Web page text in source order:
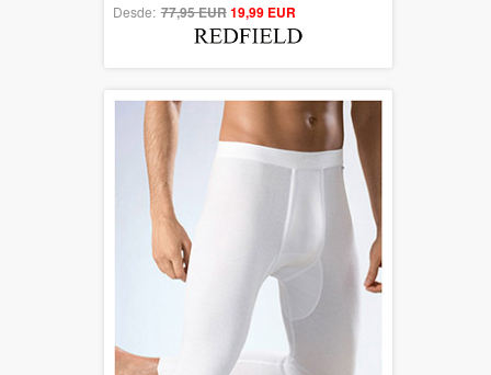
Rebajado
5.00
out of 5
Desde: 77,95 EUR19,99 EUR